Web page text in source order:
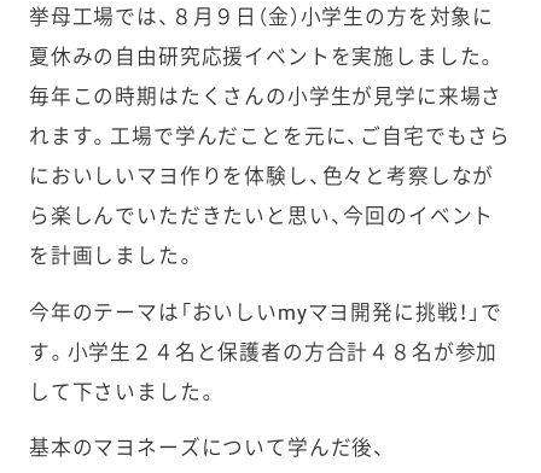
挙母工場では、８月９日（金）小学生の方を対象に
夏休みの自由研究応援イベントを実施しました。
毎年この時期はたくさんの小学生が見学に来場さ
れます。工場で学んだことを元に、ご自宅でもさら
においしいマヨ作りを体験し、色々と考察しなが
ら楽しんでいただきたいと思い、今回のイベント
を計画しました。
今年のテーマは「おいしいmyマヨ開発に挑戦！」で
す。小学生２４名と保護者の方合計４８名が参加
して下さいました。
基本のマヨネーズについて学んだ後、